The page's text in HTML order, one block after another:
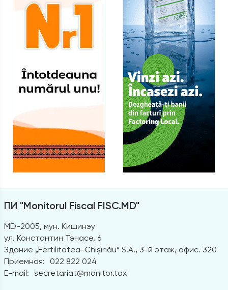
ПИ "Monitorul Fiscal FISC.MD"
MD-2005, мун. Кишинэу
ул. Константин Тэнасе, 6
Здание „Fertilitatea-Chișinău” S.A., 3-й этаж, офис. 320
Приемная:
022 822 024
E-mail: secretariat@monitor.tax